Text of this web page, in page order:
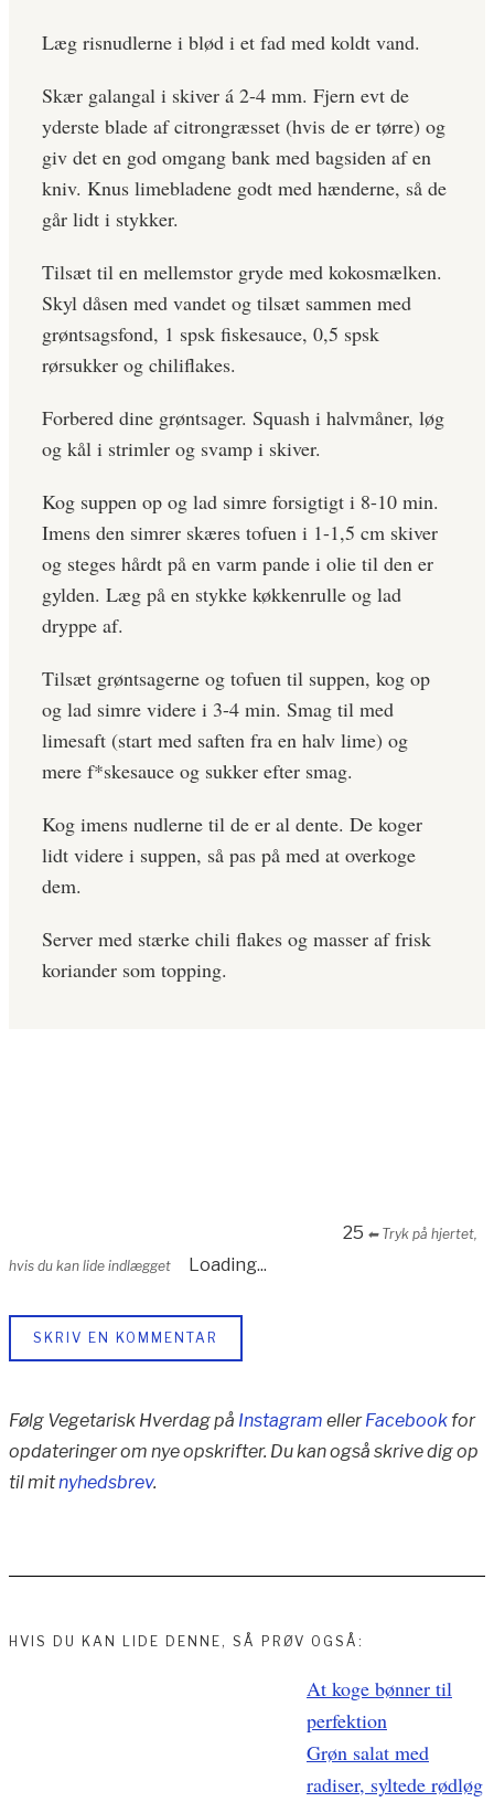
Læg risnudlerne i blød i et fad med koldt vand.
Skær galangal i skiver á 2-4 mm. Fjern evt de
yderste blade af citrongræsset (hvis de er tørre) og
giv det en god omgang bank med bagsiden af en
kniv. Knus limebladene godt med hænderne, så de
går lidt i stykker.
Tilsæt til en mellemstor gryde med kokosmælken.
Skyl dåsen med vandet og tilsæt sammen med
grøntsagsfond, 1 spsk fiskesauce, 0,5 spsk
rørsukker og chiliflakes.
Forbered dine grøntsager. Squash i halvmåner, løg
og kål i strimler og svamp i skiver.
Kog suppen op og lad simre forsigtigt i 8-10 min.
Imens den simrer skæres tofuen i 1-1,5 cm skiver
og steges hårdt på en varm pande i olie til den er
gylden. Læg på en stykke køkkenrulle og lad
dryppe af.
Tilsæt grøntsagerne og tofuen til suppen, kog op
og lad simre videre i 3-4 min. Smag til med
limesaft (start med saften fra en halv lime) og
mere f*skesauce og sukker efter smag.
Kog imens nudlerne til de er al dente. De koger
lidt videre i suppen, så pas på med at overkoge
dem.
Server med stærke chili flakes og masser af frisk
koriander som topping.
25 ⬅︎ Tryk på hjertet,
hvis du kan lide indlægget
Loading...
SKRIV EN KOMMENTAR
Følg Vegetarisk Hverdag på Instagram ellerFacebook for
opdateringer om nye opskrifter. Du kan også skrive dig op
til mitnyhedsbrev.
HVIS DU KAN LIDE DENNE, SÅ PRØV OGSÅ:
IndlægsnavigationAt koge bønner til
perfektion
Grøn salat med
radiser, syltede rødløg